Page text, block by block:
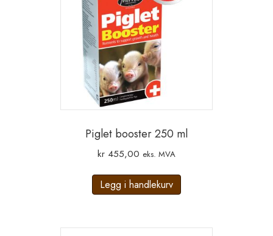
Piglet booster 250 ml
kr 455,00 eks. MVA
Legg i handlekurv